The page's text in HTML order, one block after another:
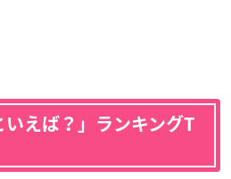
いえば？」ランキングT